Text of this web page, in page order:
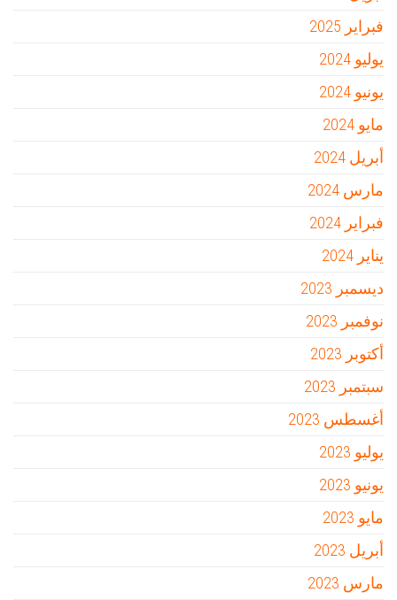
فبراير 2025
يوليو 2024
يونيو 2024
مايو 2024
أبريل 2024
مارس 2024
فبراير 2024
يناير 2024
ديسمبر 2023
نوفمبر 2023
أكتوبر 2023
سبتمبر 2023
أغسطس 2023
يوليو 2023
يونيو 2023
مايو 2023
أبريل 2023
مارس 2023